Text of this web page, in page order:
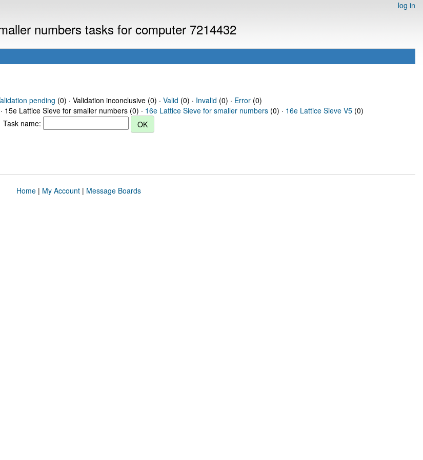
log in
numbers tasks for computer 7214432
pending (0) · Validation inconclusive (0) · Valid (0) · Invalid (0) · Error(0)
15e Lattice Sieve for smaller numbers (0) · 16e Lattice Sieve for smaller numbers (0) · 16e Lattice Sieve V5 (0)
Task name:
Home| My Account| Message Boards